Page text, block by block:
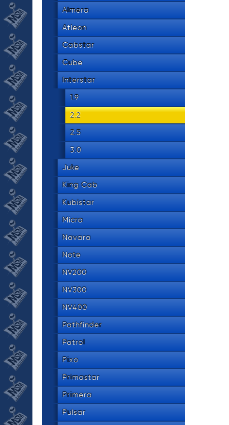
tel.
Almera
Atleon
Cabstar
Cube
Interstar
1.9
2.2
2.5
3.0
Juke
King Cab
Kubistar
Micra
Navara
Note
NV200
NV300
NV400
Pathfinder
Patrol
Pixo
Primastar
Primera
Pulsar